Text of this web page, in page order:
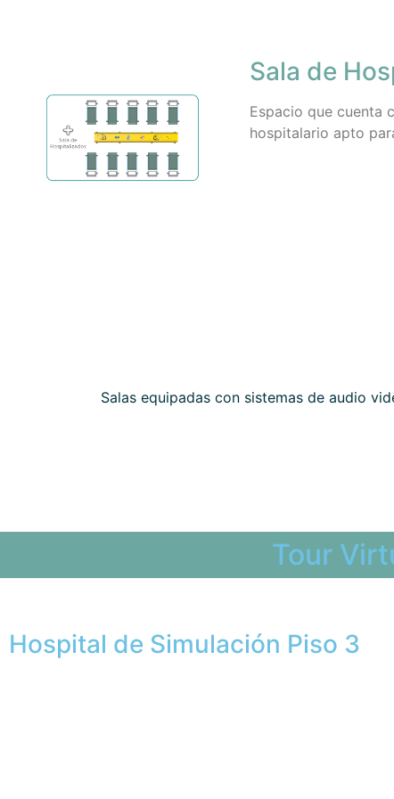
Sala de
Espacio que cuenta
hospitalario apto
Salas equipadas con sistemas de audio
Tour
Hospital de Simulación Piso 3